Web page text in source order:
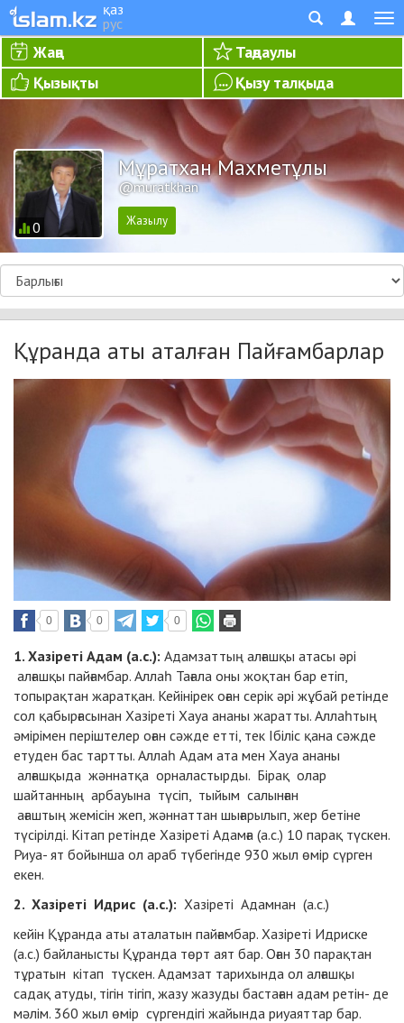
қаз
рус
Жаңа
Таңдаулы
Қызықты
Қызу талқыда
0
Мұратхан Махметұлы
@muratkhan
Құранда аты аталған Пайғамбарлар
0 0 0
1. Хазіреті Адам (а.с.): Адамзаттың алғашқы атасы әрі
алғашқы пайғамбар. Аллаһ Тағала оны жоқтан бар етіп,
топырақтан жаратқан. Кейінірек оған серік әрі жұбай ретінде
сол қабырғасынан Хазіреті Хауа ананы жаратты. Аллаһтың
әмірімен періштелер оған сәжде етті, тек Ібіліс қана сәжде
етуден бас тартты. Аллаһ Адам ата мен Хауа ананы
алғашқыда жәннатқа орналастырды. Бірақ олар
шайтанның арбауына түсіп, тыйым салынған
ағаштың жемісін жеп, жәннаттан шығарылып, жер бетіне
түсірілді. Кітап ретінде Хазіреті Адамға (а.с.) 10 парақ түскен.
Риуа- ят бойынша ол араб түбегінде 930 жыл өмір сүрген
екен.
2. Хазіреті Идрис (а.с.): Хазіреті Адамнан (а.с.)
кейін Құранда аты аталатын пайғамбар. Хазіреті Идриске
(а.с.) байланысты Құранда төрт аят бар. Оған 30 парақтан
тұратын кітап түскен. Адамзат тарихында ол алғашқы
садақ атуды, тігін тігіп, жазу жазуды бастаған адам ретін- де
мәлім. 360 жыл өмір сүргендігі жайында риуаяттар бар.